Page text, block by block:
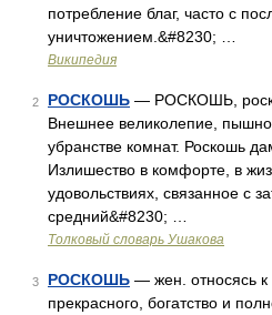
потребление благ, часто с
уничтожением.&#8230; …
Википедия
2 РОСКОШЬ — РОСКОШЬ,
Внешнее великолепие,
убранстве комнат. Роскошь
Излишество в комфорте, в
удовольствиях, связанное с
средний&#8230; …
Толковый словарь Ушакова
3 РОСКОШЬ — жен. относясь
прекрасного, богатство и